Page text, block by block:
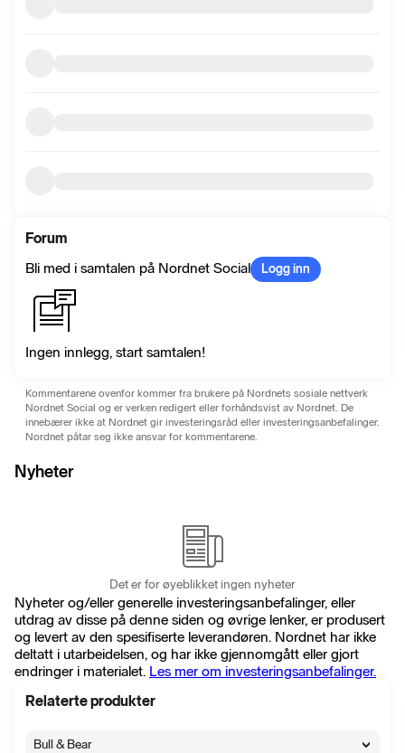
Forum
Bli med i samtalen på Nordnet Social
Logg inn
Ingen innlegg, start samtalen!
Kommentarene ovenfor kommer fra brukere på Nordnets sosiale nettverk
Nordnet Social og er verken redigert eller forhåndsvist av Nordnet. De
innebærer ikke at Nordnet gir investeringsråd eller investeringsanbefalinger.
Nordnet påtar seg ikke ansvar for kommentarene.
Nyheter
Det er for øyeblikket ingen nyheter
Nyheter og/eller generelle investeringsanbefalinger, eller
utdrag av disse på denne siden og øvrige lenker, er produsert
og levert av den spesifiserte leverandøren. Nordnet har ikke
deltatt i utarbeidelsen, og har ikke gjennomgått eller gjort
endringer i materialet. Les mer om investeringsanbefalinger.
Relaterte produkter
Bull & Bear